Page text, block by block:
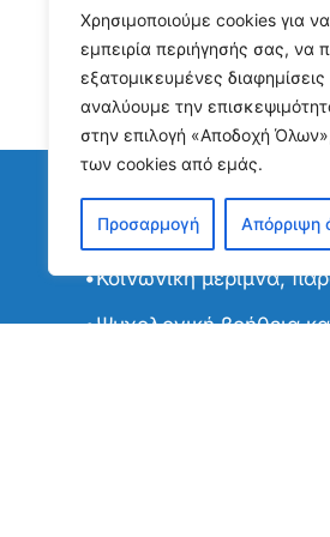
Χρησιμοποιούμε cookies για
εμπειρία περιήγησής σας, να
εξατομικευμένες
αναλύουμε την
στην επιλογή «Αποδοχή
των cookies από εμάς.
Προσαρμογή Απόρριψη
•Κοινωνική μέριμνα,
•Ψυχολογική βοήθεια